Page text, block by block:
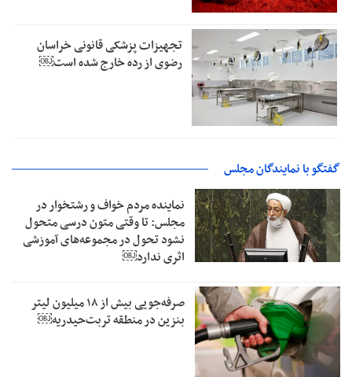
تجهیزات پزشکی قانونی خراسان
رضوی از رده خارج شده است￼
گفتگو با نمایندگان مجلس
نماینده مردم خواف و رشتخوار در
مجلس: تا وقتی متون درسی متحول
نشود تحول در مجموعه‌های آموزشی
اثری ندارد￼
صرفه‌جویی بیش از ۱۸ میلیون لیتر
بنزین در منطقه تربت‌حیدریه￼